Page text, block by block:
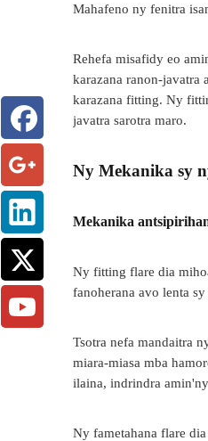
Mahafeno ny fenitra
Rehefa misafidy eo
karazana ranon-javatra
karazana fitting. Ny
javatra sarotra maro.
Ny Mekanika sy
Mekanika
Ny fitting flare dia
fanoherana avo lenta
Tsotra nefa mandaitra
miara-miasa mba
ilaina, indrindra
Ny fametahana flare